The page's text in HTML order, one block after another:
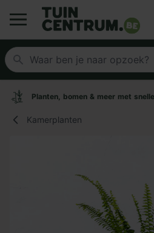
Logo Tuincentrum.be
Planten, bomen & meer met
Kamerplanten